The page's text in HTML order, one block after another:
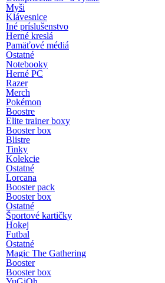
Myši
Klávesnice
Iné príslušenstvo
Herné kreslá
Pamäťové médiá
Ostatné
Notebooky
Herné PC
Razer
Merch
Pokémon
Boostre
Elite trainer boxy
Booster box
Blistre
Tinky
Kolekcie
Ostatné
Lorcana
Booster pack
Booster box
Ostatné
Športové kartičky
Hokej
Futbal
Ostatné
Magic The Gathering
Booster
Booster box